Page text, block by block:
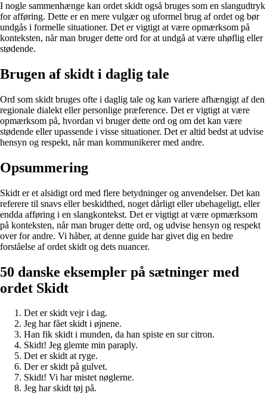
I nogle sammenhænge kan ordet skidt også bruges som en slangudtryk
for afføring. Dette er en mere vulgær og uformel brug af ordet og bør
undgås i formelle situationer. Det er vigtigt at være opmærksom på
konteksten, når man bruger dette ord for at undgå at være uhøflig eller
stødende.
Brugen af skidt i daglig tale
Ord som skidt bruges ofte i daglig tale og kan variere afhængigt af den
regionale dialekt eller personlige præference. Det er vigtigt at være
opmærksom på, hvordan vi bruger dette ord og om det kan være
stødende eller upassende i visse situationer. Det er altid bedst at udvise
hensyn og respekt, når man kommunikerer med andre.
Opsummering
Skidt er et alsidigt ord med flere betydninger og anvendelser. Det kan
referere til snavs eller beskidthed, noget dårligt eller ubehageligt, eller
endda afføring i en slangkontekst. Det er vigtigt at være opmærksom
på konteksten, når man bruger dette ord, og udvise hensyn og respekt
over for andre. Vi håber, at denne guide har givet dig en bedre
forståelse af ordet skidt og dets nuancer.
50 danske eksempler på sætninger med
ordet Skidt
Det er skidt vejr i dag.
Jeg har fået skidt i øjnene.
Han fik skidt i munden, da han spiste en sur citron.
Skidt! Jeg glemte min paraply.
Det er skidt at ryge.
Der er skidt på gulvet.
Skidt! Vi har mistet nøglerne.
Jeg har skidt tøj på.